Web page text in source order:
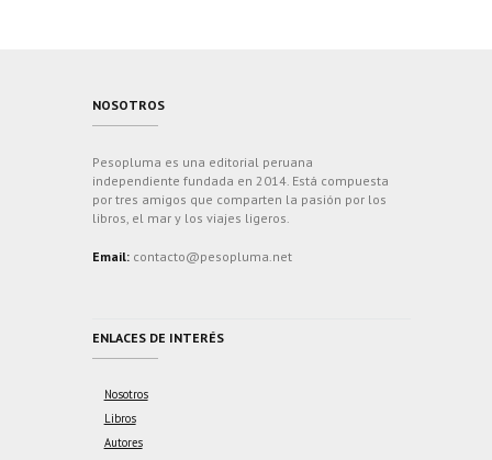
NOSOTROS
Pesopluma es una editorial peruana
independiente fundada en 2014. Está compuesta
por tres amigos que comparten la pasión por los
libros, el mar y los viajes ligeros.
Email: contacto@pesopluma.net
ENLACES DE INTERÉS
Nosotros
Libros
Autores